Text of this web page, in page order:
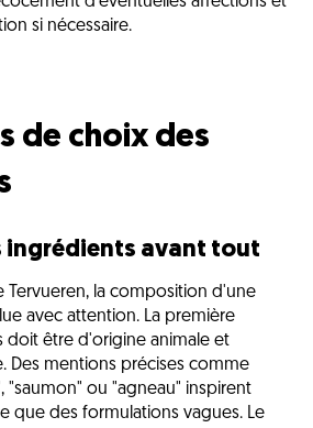
si nécessaire.
de choix des
ingrédients avant tout
Tervueren, la composition d'une
avec attention. La première
doit être d'origine animale et
Des mentions précises comme
"saumon" ou "agneau" inspirent
que des formulations vagues. Le